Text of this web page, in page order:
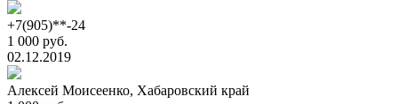
+7(905)**-24
1 000 руб.
02.12.2019
Алексей Моисеенко, Хабаровский край